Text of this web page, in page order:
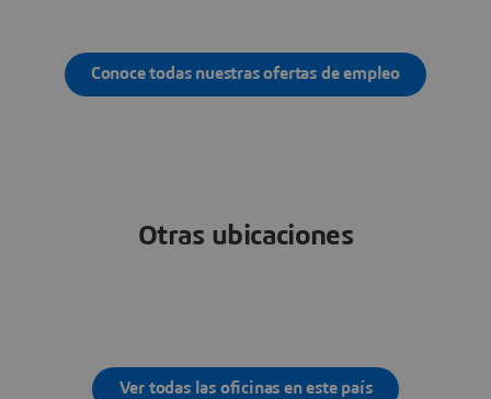
Conoce todas nuestras ofertas de empleo
Otras ubicaciones
Ver todas las oficinas en este país